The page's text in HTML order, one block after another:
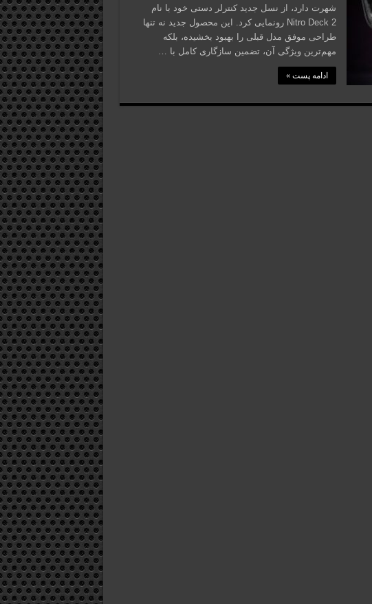
شهرت دارد، از نسل جدید کنترلر دستی خود با نام
Nitro Deck 2 رونمایی کرد. این محصول جدید نه تنها
طراحی موفق مدل قبلی را بهبود بخشیده، بلکه
مهم‌ترین ویژگی آن، تضمین سازگاری کامل با …
ادامه پست »